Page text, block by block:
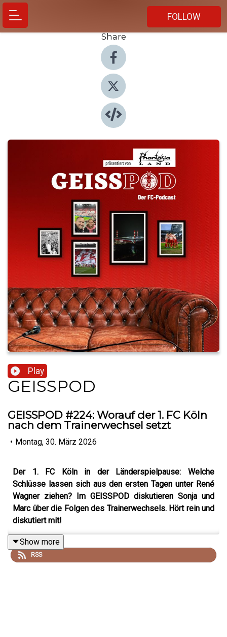
FOLLOW
Share
Play
GEISSPOD
GEISSPOD #224: Worauf der 1. FC Köln
nach dem Trainerwechsel setzt
• Montag, 30. März 2026
Der 1. FC Köln in der Länderspielpause: Welche
Schlüsse lassen sich aus den ersten Tagen unter René
Wagner ziehen? Im GEISSPOD diskutieren Sonja und
Marc über die Folgen des Trainerwechsels. Hört rein und
diskutiert mit!
Dieser GEISSPOD wird präsentiert von unserem
Show more
RSS